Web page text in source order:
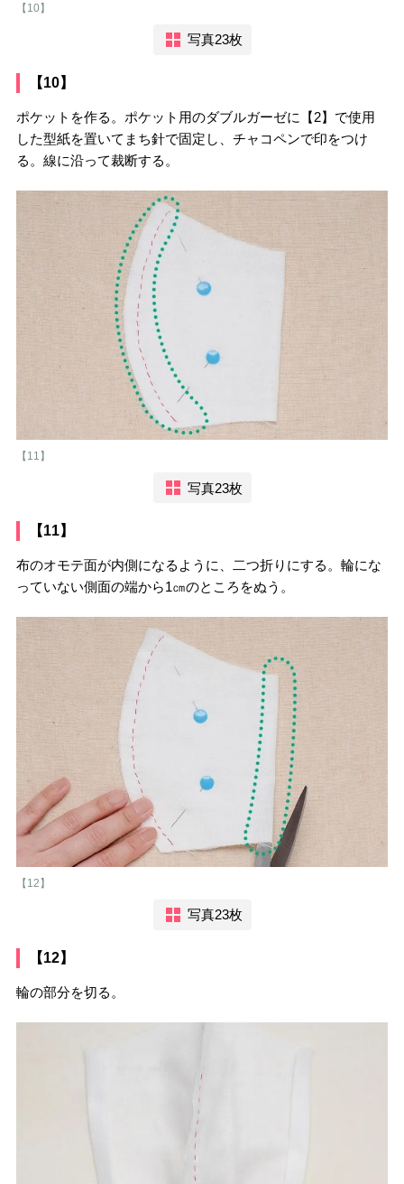
【10】
写真23枚
【10】
ポケットを作る。ポケット用のダブルガーゼに【2】で使用
した型紙を置いてまち針で固定し、チャコペンで印をつけ
る。線に沿って裁断する。
【11】
写真23枚
【11】
布のオモテ面が内側になるように、二つ折りにする。輪にな
っていない側面の端から1㎝のところをぬう。
【12】
写真23枚
【12】
輪の部分を切る。